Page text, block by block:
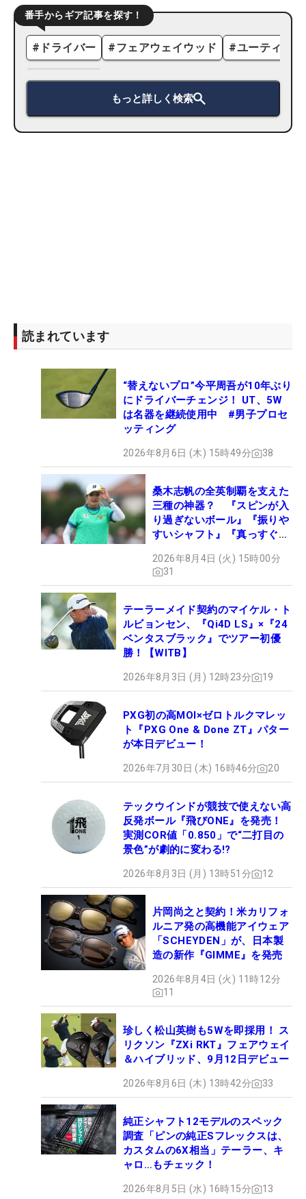
番手からギア記事を探す！
# ドライバー #フェアウェイウッド #ユーティリ
もっと詳しく検索
読まれています
“替えないプロ”今平周吾が10年ぶり
にドライバーチェンジ！ UT、5W
は名器を継続使用中 #男子プロセ
ッティング
2026年8月6日 (木) 15時49分 38
桑木志帆の全英制覇を支えた
三種の神器？ 『スピンが入
り過ぎないボール』『振りや
すいシャフト』『真っすぐ飛
セッティング
2026年8月4日 (火) 15時00分
31
テーラーメイド契約のマイケル・ト
ルビョンセン、『Qi4D LS』×『24
ベンタスブラック』でツアー初優
勝！【WITB】
2026年8月3日 (月) 12時23分 19
PXG初の高MOI×ゼロトルクマレッ
ト『PXG One & Done ZT』パター
が本日デビュー！
2026年7月30日 (木) 16時46分 20
テックウインドが競技で使えない高
反発ボール『飛びONE』を発売！
実測COR値「0.850」で“二打目の
景色”が劇的に変わる!?
2026年8月3日 (月) 13時51分 12
片岡尚之と契約！米カリフォ
ルニア発の高機能アイウェア
「SCHEYDEN」が、日本製
造の新作『GIMME』を発売
2026年8月4日 (火) 11時12分
11
珍しく松山英樹も5Wを即採用！ ス
リクソン『ZXi RKT』フェアウェイ
＆ハイブリッド、9月12日デビュー
2026年8月6日 (木) 13時42分 33
純正シャフト12モデルのスペック
調査「ピンの純正Sフレックスは、
カスタムの6X相当」テーラー、キ
ャロ…もチェック！
2026年8月5日 (水) 16時15分 13